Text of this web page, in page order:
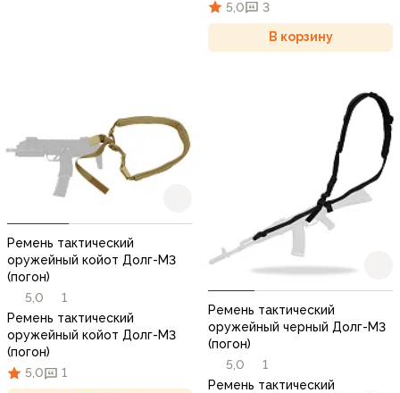
5,0
3
В корзину
Ремень тактический
оружейный койот Долг-М3
(погон)
5,0
1
Ремень тактический
оружейный койот Долг-М3
(погон)
5,0
1
Ремень тактический
оружейный черный Долг-М3
(погон)
5,0
1
Ремень тактический